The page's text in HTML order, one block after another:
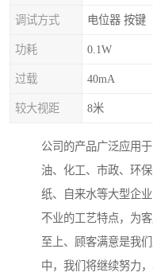
调试方式 电位器 按键
功耗 0.1W
过载 40mA
较大视距 8米
公司的产品广泛应用
油、化工、市政、环
纸、自来水等大型企
不业的工艺特点，为
至上、顾客满意是我
中，我们将继续努力